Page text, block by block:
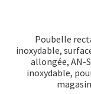
Poubelle
inoxydable,
allongée, AN-
inoxydable,